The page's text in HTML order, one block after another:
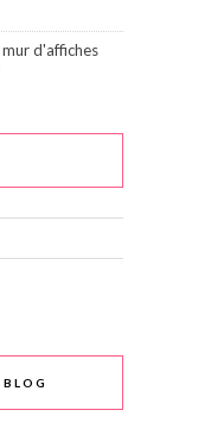
d'affiches